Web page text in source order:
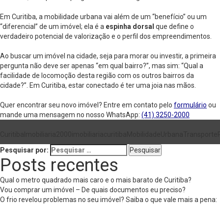
Em Curitiba, a mobilidade urbana vai além de um “benefício” ou um
“diferencial” de um imóvel; ela é a espinha dorsal que define o
verdadeiro potencial de valorização e o perfil dos empreendimentos.
Ao buscar um imóvel na cidade, seja para morar ou investir, a primeira
pergunta não deve ser apenas “em qual bairro?”, mas sim: “Qual a
facilidade de locomoção desta região com os outros bairros da
cidade?”. Em Curitiba, estar conectado é ter uma joia nas mãos.
Quer encontrar seu novo imóvel? Entre em contato pelo formulário ou
mande uma mensagem no nosso WhatsApp: (41) 3250-2000
Pesquisar por:
Posts recentes
Qual o metro quadrado mais caro e o mais barato de Curitiba?
Vou comprar um imóvel – De quais documentos eu preciso?
O frio revelou problemas no seu imóvel? Saiba o que vale mais a pena: